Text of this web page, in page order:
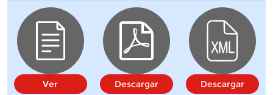
Ver Descargar Descargar